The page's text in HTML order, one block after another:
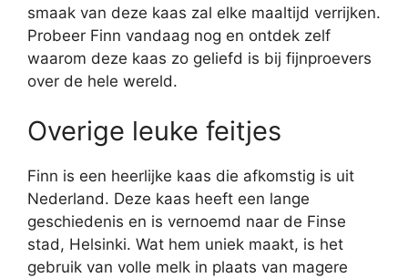
smaak van deze kaas zal elke maaltijd verrijken.
Probeer Finn vandaag nog en ontdek zelf
waarom deze kaas zo geliefd is bij fijnproevers
over de hele wereld.
Overige leuke feitjes
Finn is een heerlijke kaas die afkomstig is uit
Nederland. Deze kaas heeft een lange
geschiedenis en is vernoemd naar de Finse
stad, Helsinki. Wat hem uniek maakt, is het
gebruik van volle melk in plaats van magere